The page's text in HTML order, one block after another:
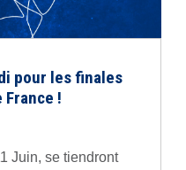
pour les finales
France !
Juin, se tiendront